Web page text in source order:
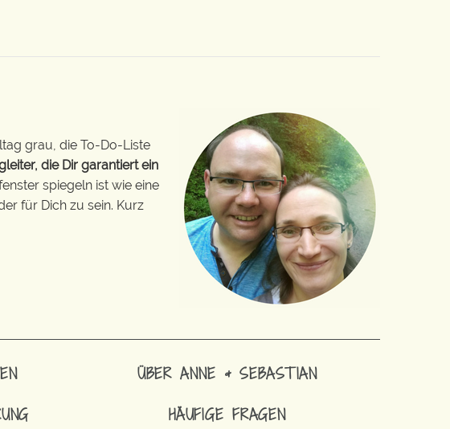
grau, die To-Do-Liste
die Dir garantiert ein
spiegeln ist wie eine
für Dich zu sein. Kurz
ÜBER ANNE & SEBASTIAN
HÄUFIGE FRAGEN